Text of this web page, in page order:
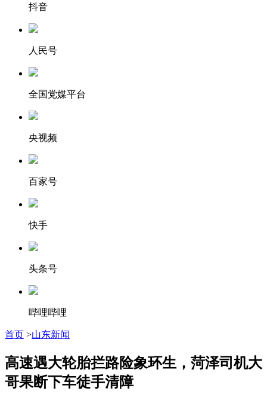
抖音
人民号
全国党媒平台
央视频
百家号
快手
头条号
哔哩哔哩
首页 >山东新闻
高速遇大轮胎拦路险象环生，菏泽司机大
哥果断下车徒手清障